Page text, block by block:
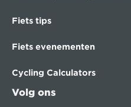
Fiets tips
Fiets evenementen
Cycling Calculators
Volg ons